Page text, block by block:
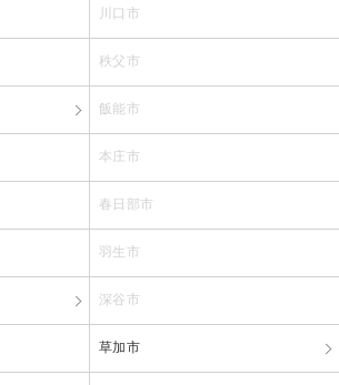
川口市
秩父市
飯能市
本庄市
春日部市
羽生市
深谷市
草加市